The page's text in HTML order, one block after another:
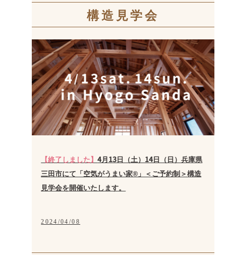
構造見学会
【終了しました】4月13日（土）14日（日）兵庫県
三田市にて「空気がうまい家®」＜ご予約制＞構造
見学会を開催いたします。
2024/04/08